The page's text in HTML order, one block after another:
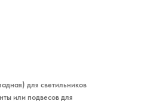
для светильников
или подвесов для